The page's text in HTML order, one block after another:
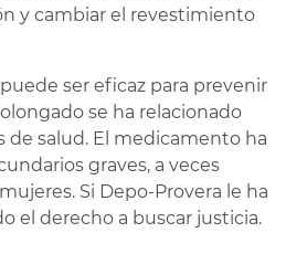
y cambiar el revestimiento
ser eficaz para prevenir
se ha relacionado
de salud. El medicamento ha
graves, a veces
Si Depo-Provera le ha
el derecho a buscar justicia.